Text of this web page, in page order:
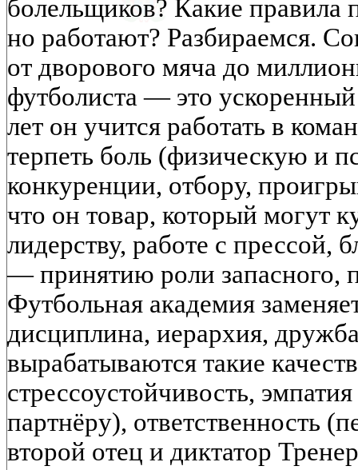
болельщиков? Какие правила
но работают? Разбираемся.
от дворового мяча до
футболиста — это
лет он учится работать в
терпеть боль (физическую и
конкуренции, отбору,
что он товар, который могут
лидерству, работе с прессой,
— принятию роли запасного,
Футбольная академия
дисциплина, иерархия,
вырабатываются такие
стрессоустойчивость,
партнёру), ответственность
второй отец и диктатор